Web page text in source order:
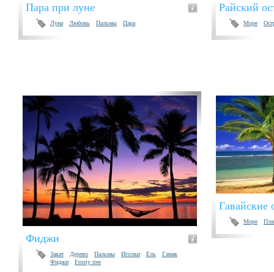
Пара при луне
Луна Любовь Пальмы Пара
Райский
Море
Фиджи
Закат Дерево Пальмы Иголки Ель
Гамак
Фиджи
Frosty tree
Гавайские
Море